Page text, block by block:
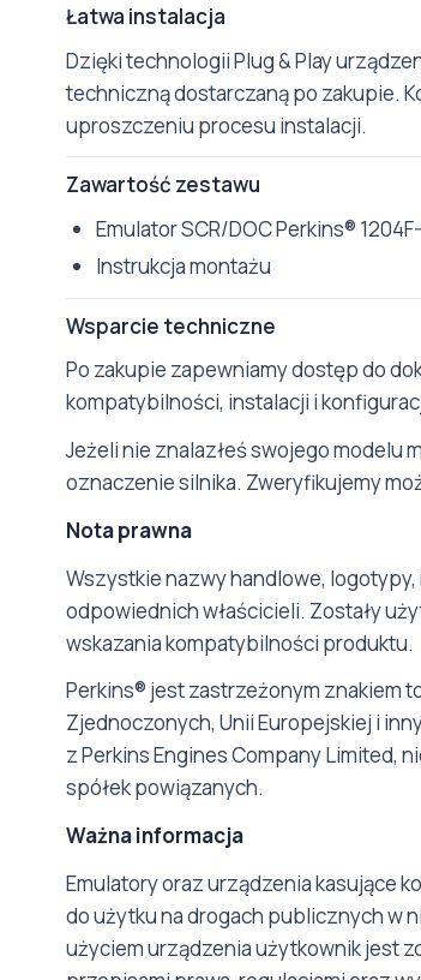
Łatwa instalacja
Dzięki technologii Plug & Play
techniczną dostarczaną po zakupie.
uproszczeniu procesu instalacji.
Zawartość zestawu
Emulator SCR/DOC Perkins®
Instrukcja montażu
Wsparcie techniczne
Po zakupie zapewniamy dostęp do
kompatybilności, instalacji i
Jeżeli nie znalazłeś swojego modelu
oznaczenie silnika. Zweryfikujemy
Nota prawna
Wszystkie nazwy handlowe,
odpowiednich właścicieli. Zostały
wskazania kompatybilności produktu.
Perkins® jest zastrzeżonym znakiem
Zjednoczonych, Unii Europejskiej i
z Perkins Engines Company Limited,
spółek powiązanych.
Ważna informacja
Emulatory oraz urządzenia kasujące
do użytku na drogach publicznych w
użyciem urządzenia użytkownik jest